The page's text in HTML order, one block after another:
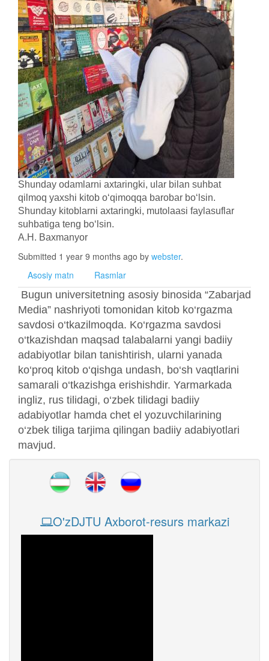
Shunday odamlarni axtaringki, ular bilan suhbat
qilmoq yaxshi kitob oʻqimoqqa barobar boʻlsin.
Shunday kitoblarni axtaringki, mutolaasi faylasuflar
suhbatiga teng boʻlsin.
A.H. Baxmanyor
Submitted 1 year 9 months ago by webster.
Asosiy matn
Rasmlar
Bugun universitetning asosiy binosida “Zabarjad
Media” nashriyoti tomonidan kitob ko‘rgazma
savdosi o‘tkazilmoqda. Ko‘rgazma savdosi
o‘tkazishdan maqsad talabalarni yangi badiiy
adabiyotlar bilan tanishtirish, ularni yanada
ko‘proq kitob o‘qishga undash, bo‘sh vaqtlarini
samarali o‘tkazishga erishishdir. Yarmarkada
ingliz, rus tilidagi, o‘zbek tilidagi badiiy
adabiyotlar hamda chet el yozuvchilarining
o‘zbek tiliga tarjima qilingan badiiy adabiyotlari
mavjud.
O'zDJTU Axborot-resurs markazi